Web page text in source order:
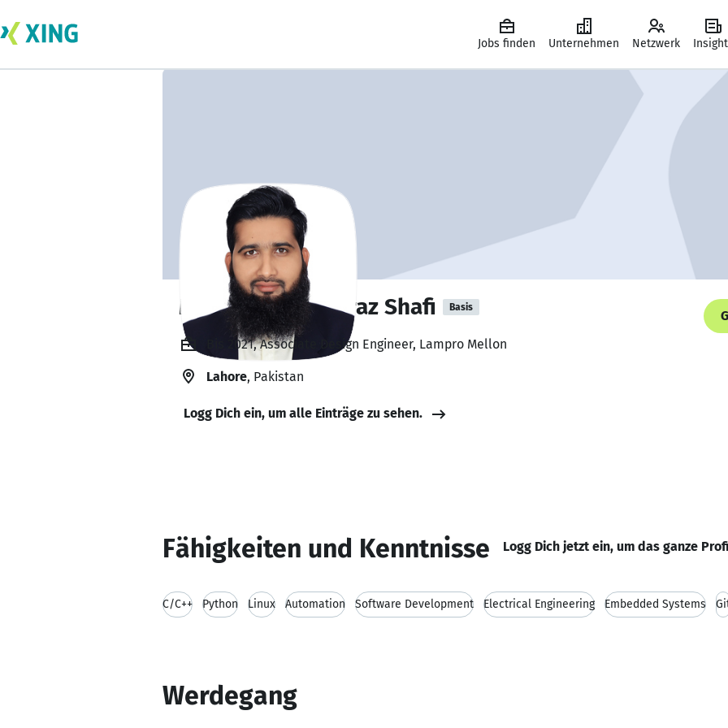
Jobs finden Unternehmen Netzwerk
Muhammad Sarfraz Shafi Basis
Bis 2021, Associate Design Engineer, Lampro Mellon
Lahore, Pakistan
Logg Dich ein, um alle Einträge zu sehen.
Fähigkeiten und Kenntnisse Logg Dich jetzt ein, um das ganze
C/C++ Python Linux Automation Software Development Electrical Engineering Embedded Systems
Werdegang